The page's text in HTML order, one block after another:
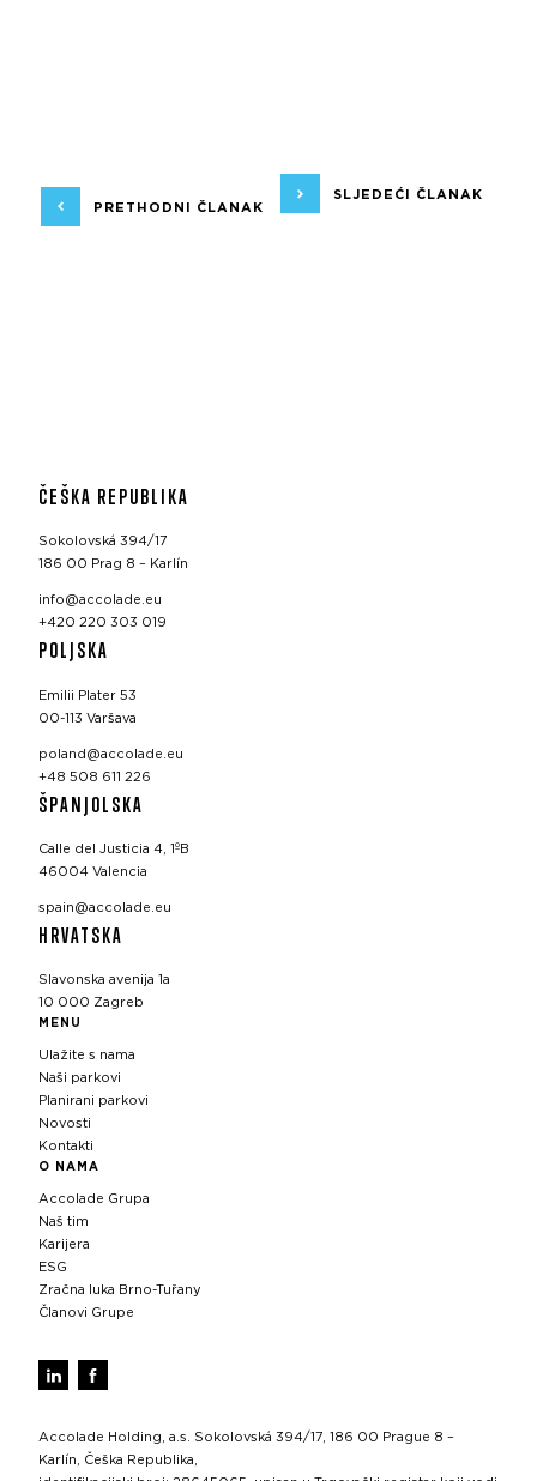
PRETHODNI ČLANAK
SLJEDEĆI ČLANAK
ČEŠKA REPUBLIKA
Sokolovská 394/17
186 00 Prag 8 – Karlín
info@accolade.eu
+420 220 303 019
POLJSKA
Emilii Plater 53
00-113 Varšava
poland@accolade.eu
+48 508 611 226
ŠPANJOLSKA
Calle del Justicia 4, 1ºB
46004 Valencia
spain@accolade.eu
HRVATSKA
Slavonska avenija 1a
10 000 Zagreb
MENU
Ulažite s nama
Naši parkovi
Planirani parkovi
Novosti
Kontakti
O NAMA
Accolade Grupa
Naš tim
Karijera
ESG
Zračna luka Brno-Tuřany
Članovi Grupe
Accolade Holding, a.s. Sokolovská 394/17, 186 00 Prague 8 –
Karlín, Češka Republika,